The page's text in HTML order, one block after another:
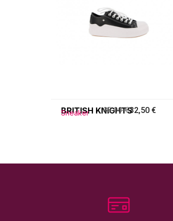
BRITISH KNIGHTS
Sneaker 65,00 €32,50 €